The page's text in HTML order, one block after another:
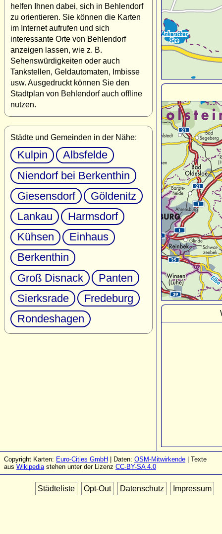
helfen Ihnen dabei, sich in Behlendorf
zu orientieren. Sie können die Karten
im Internet aufrufen und sich
interessante Orte von Behlendorf
anzeigen lassen, wie z. B.
Sehenswürdigkeiten oder auch
Tankstellen, Geldautomaten, Imbisse
usw. Ausgedruckt können Sie den
Stadtplan von Behlendorf auch offline
nutzen.
Städte und Gemeinden in der Nähe:
Kulpin
Albsfelde
Niendorf bei Berkenthin
Giesensdorf
Göldenitz
Lankau
Harmsdorf
Kühsen
Einhaus
Berkenthin
Groß Disnack
Panten
Sierksrade
Fredeburg
Rondeshagen
Copyright Karten: Euro-Cities GmbH | Daten: OSM-Mitwirkende | Texte
aus Wikipediastehen unter der Lizenz CC-BY-SA 4.0
Städteliste Opt-Out Datenschutz Impressum